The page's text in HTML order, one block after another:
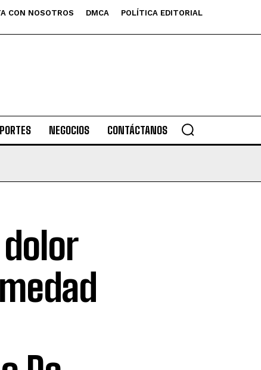
CON NOSOTROS DMCA
POLÍTICA EDITORIAL
NEGOCIOS CONTÁCTANOS